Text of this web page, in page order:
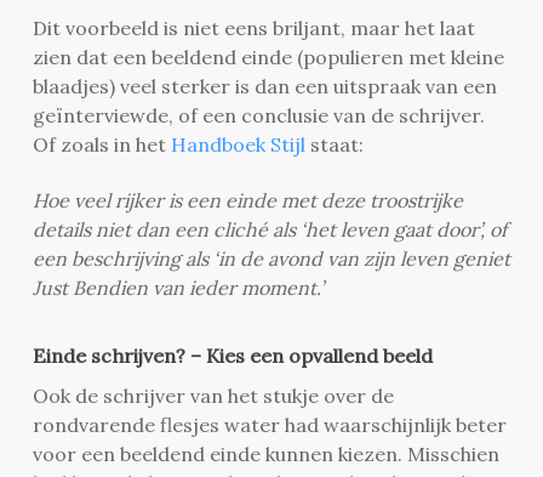
Dit voorbeeld is niet eens briljant, maar het laat
zien dat een beeldend einde (populieren met kleine
blaadjes) veel sterker is dan een uitspraak van een
geïnterviewde, of een conclusie van de schrijver.
Of zoals in het Handboek Stijl staat:
Hoe veel rijker is een einde met deze troostrijke
details niet dan een cliché als ‘het leven gaat door’, of
een beschrijving als ‘in de avond van zijn leven geniet
Just Bendien van ieder moment.’
Einde schrijven? – Kies een opvallend beeld
Ook de schrijver van het stukje over de
rondvarende flesjes water had waarschijnlijk beter
voor een beeldend einde kunnen kiezen. Misschien